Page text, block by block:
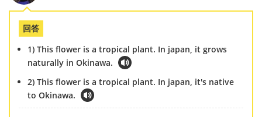
回答
1) This flower is a tropical plant. In japan, it grows
naturally in Okinawa.
2) This flower is a tropical plant. In japan, it's native
to Okinawa.